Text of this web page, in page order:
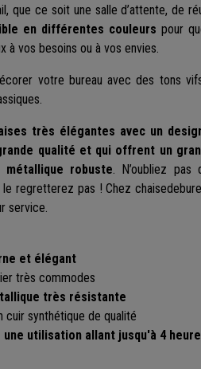
que ce soit une salle d’attente, de
en différentes couleurs pour
à vos besoins ou à vos envies.
votre bureau avec des tons
très élégantes avec un
qualité et qui offrent un
robuste. N’oubliez pas
le regretterez pas ! Chez
service.
et élégant
très commodes
très résistante
cuir synthétique de qualité
une utilisation allant jusqu'à 4